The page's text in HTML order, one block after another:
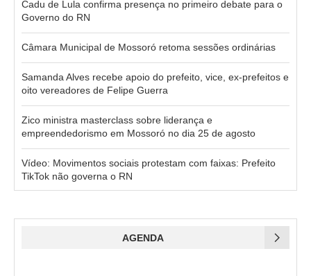
Cadu de Lula confirma presença no primeiro debate para o
Governo do RN
Câmara Municipal de Mossoró retoma sessões ordinárias
Samanda Alves recebe apoio do prefeito, vice, ex-prefeitos e
oito vereadores de Felipe Guerra
Zico ministra masterclass sobre liderança e
empreendedorismo em Mossoró no dia 25 de agosto
Vídeo: Movimentos sociais protestam com faixas: Prefeito
TikTok não governa o RN
AGENDA